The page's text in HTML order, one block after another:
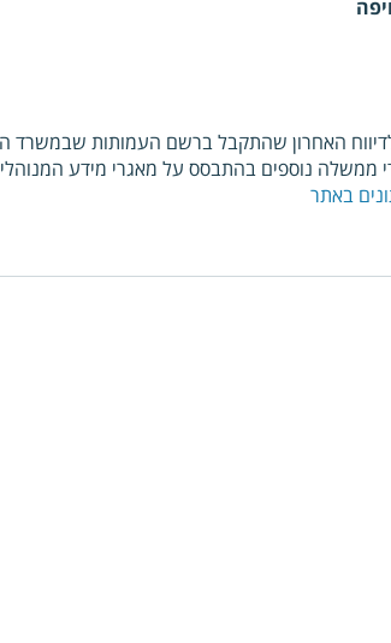
האחרון שהתקבל ברשם העמותות שבמשרד
נוספים בהתבסס על מאגרי מידע
באתר